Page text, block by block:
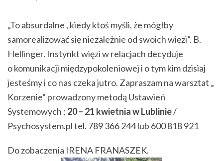
„To absurdalne , kiedy ktoś myśli, że mógłby
samorealizować się niezależnie od swoich więzi”. B.
Hellinger. Instynkt więzi w relacjach decyduje
o komunikacji międzypokoleniowej i o tym kim dzisiaj
jesteśmy i co nas czeka jutro. Zapraszam na warsztat „
Korzenie” prowadzony metodą Ustawień
Systemowych ; 20 – 21 kwietnia w Lublinie/
Psychosystem.pl tel. 789 366 244 lub 600 818 921
Do zobaczenia IRENA FRANASZEK.